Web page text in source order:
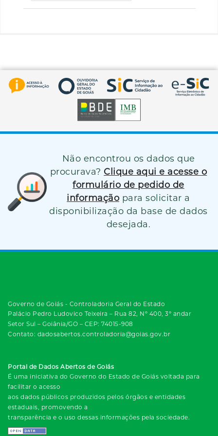
Não encontrou os dados que
procurava? Clique aqui e acesse o
formulário de pedido de
informação para solicitar a
disponibilização da base de dados
desejada.
Governo de Goiás - Controladoria Geral do Estado
Palácio Pedro Ludovico Teixeira – Rua 82, Nº 400, 3º andar
Setor Sul – Goiânia/GO – CEP: 74015-908
Contato: dadosabertos.controladoria@goias.gov.br
Portal de Dados Abertos de Goiás
É uma iniciativa do Governo do Estado de Goiás voltada para
facilitar o acesso
aos dados públicos produzidos pelos órgãos e entidades
estaduais, promovendo a
transparência e o uso dessas informações pela sociedade.